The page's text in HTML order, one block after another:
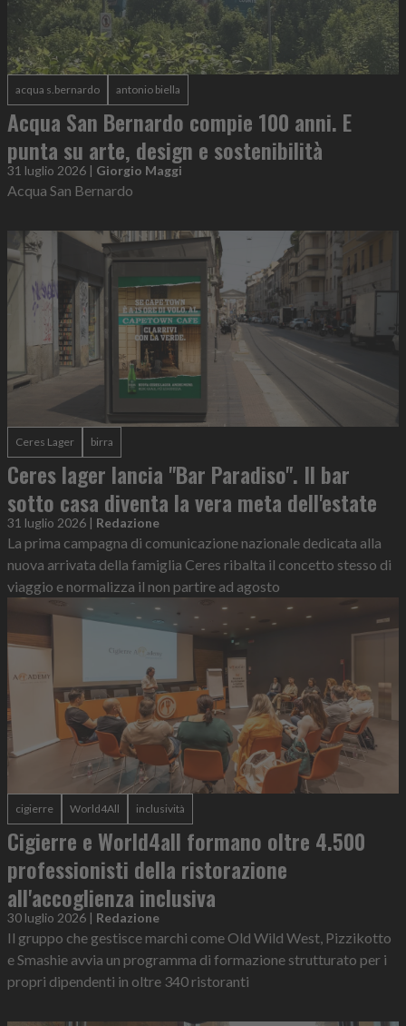
acqua s.bernardo antonio biella
Acqua San Bernardo compie 100 anni. E
punta su arte, design e sostenibilità
31 luglio 2026 | Giorgio Maggi
Acqua San Bernardo
Ceres Lager birra
Ceres lager lancia "Bar Paradiso". Il bar
sotto casa diventa la vera meta dell'estate
31 luglio 2026 | Redazione
La prima campagna di comunicazione nazionale dedicata alla
nuova arrivata della famiglia Ceres ribalta il concetto stesso di
viaggio e normalizza il non partire ad agosto
cigierre World4All inclusività
Cigierre e World4all formano oltre 4.500
professionisti della ristorazione
all'accoglienza inclusiva
30 luglio 2026 | Redazione
Il gruppo che gestisce marchi come Old Wild West, Pizzikotto
e Smashie avvia un programma di formazione strutturato per i
propri dipendenti in oltre 340 ristoranti